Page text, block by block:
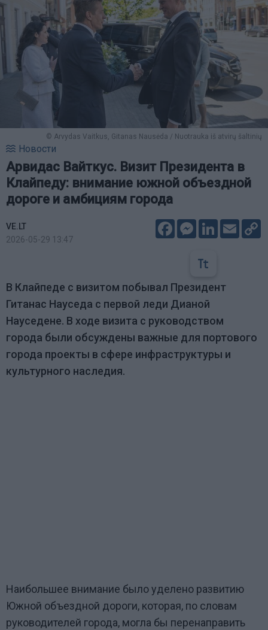
© Arvydas Vaitkus, Gitanas Nausėda / Nuotrauka iš atvirų šaltinių
Новости
Арвидас Вайткус. Визит Президента в
Клайпеду: внимание южной объездной
дороге и амбициям города
VE.LT
2026-05-29 13:47
FacebookMessenger
LinkedIn
Email
В Клайпеде с визитом побывал Президент
Гитанас Науседа с первой леди Дианой
Науседене. В ходе визита с руководством
города были обсуждены важные для портового
города проекты в сфере инфраструктуры и
культурного наследия.
Наибольшее внимание было уделено развитию
Южной объездной дороги, которая, по словам
руководителей города, могла бы перенаправить